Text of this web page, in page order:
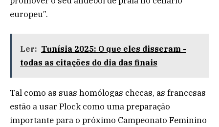
europeu”.
Ler: Tunísia 2025: O que eles disseram -
todas as citações do dia das finais
Tal como as suas homólogas checas, as francesas
estão a usar Plock como uma preparação
importante para o próximo Campeonato Feminino